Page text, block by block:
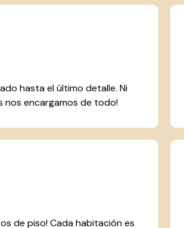
hasta el último detalle. Ni
nos encargamos de todo!
de piso! Cada habitación es